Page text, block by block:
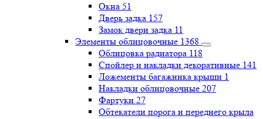
Окна 51
Дверь задка 157
Замок двери задка 11
Элементы облицовочные 1368
Облицовка радиатора 118
Спойлер и накладки декоративные 141
Ложементы багажника крыши 1
Накладки облицовочные 207
Фартуки 27
Обтекатели порога и переднего крыла